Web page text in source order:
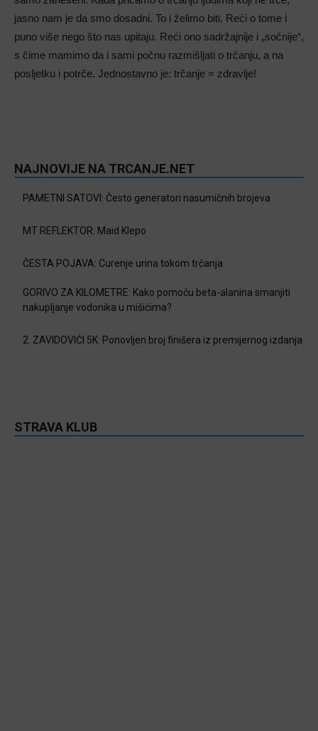
jasno nam je da smo dosadni. To i želimo biti. Reći o tome i
puno više nego što nas upitaju. Reći ono sadržajnije i „sočnije“,
s čime mamimo da i sami počnu razmišljati o trčanju, a na
posljetku i potrče. Jednostavno je: trčanje = zdravlje!
NAJNOVIJE NA TRCANJE.NET
PAMETNI SATOVI: Često generatori nasumičnih brojeva
MT REFLEKTOR: Maid Klepo
ČESTA POJAVA: Curenje urina tokom trčanja
GORIVO ZA KILOMETRE: Kako pomoću beta-alanina smanjiti
nakupljanje vodonika u mišićima?
2. ZAVIDOVIĆI 5K: Ponovljen broj finišera iz premijernog izdanja
STRAVA KLUB